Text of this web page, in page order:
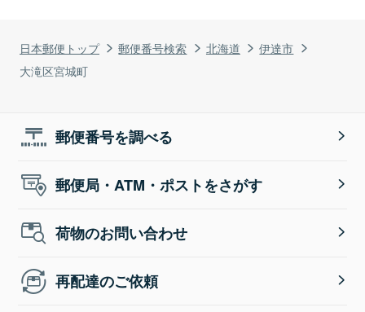
日本郵便トップ 郵便番号検索 北海道
伊達市
大滝区宮城町
郵便番号を調べる
郵便局・ATM・ポストをさがす
荷物のお問い合わせ
再配達のご依頼